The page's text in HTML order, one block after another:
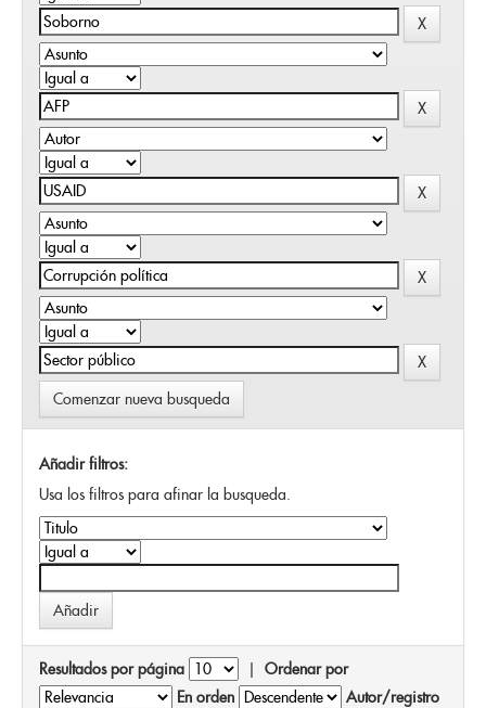
Comenzar nueva busqueda
Añadir filtros:
Usa los filtros para afinar la busqueda.
Resultados por página | Ordenar por
En orden
Autor/registro